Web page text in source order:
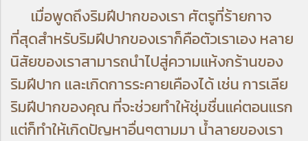
เมื่อพูดถึงริมฝีปากของเรา ศัตรูที่ร้ายกาจ
ที่สุดสำหรับริมฝีปากของเราก็คือตัวเราเอง หลาย
นิสัยของเราสามารถนำไปสู่ความแห้งกร้านของ
ริมฝีปาก และเกิดการระคายเคืองได้เช่น การเลีย
ริมฝีปากของคุณ ที่จะช่วยทำให้ชุ่มชื่นแค่ตอนแรก
แต่ก็ทำให้เกิดปัญหาอื่นๆตามมา น้ำลายของเรา